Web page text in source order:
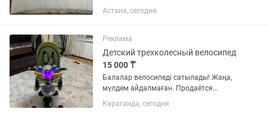
комплект из 100% элитного турецкого
хлопка создан для тех, кто ценит
стиль. Благородный блеск,...
Астана, сегодня
Реклама
Детский трехколесный велосипед
15 000 ₸
Балалар велосипеді сатылады! Жаңа,
мүлдем айдалмаған. Продаётся
детский велосипед! Совершенно новый,
ни разу не катались. ✅ Регулируемое
Караганда, сегодня